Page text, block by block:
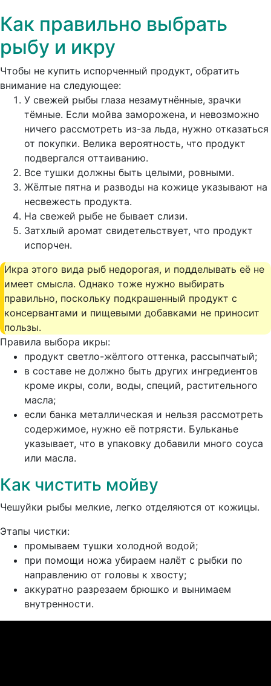
Как правильно выбрать
рыбу и икру
Чтобы не купить испорченный продукт, обратить
внимание на следующее:
У свежей рыбы глаза незамутнённые, зрачки
тёмные. Если мойва заморожена, и невозможно
ничего рассмотреть из-за льда, нужно отказаться
от покупки. Велика вероятность, что продукт
подвергался оттаиванию.
Все тушки должны быть целыми, ровными.
Жёлтые пятна и разводы на кожице указывают на
несвежесть продукта.
На свежей рыбе не бывает слизи.
Затхлый аромат свидетельствует, что продукт
испорчен.
Икра этого вида рыб недорогая, и подделывать её не
имеет смысла. Однако тоже нужно выбирать
правильно, поскольку подкрашенный продукт с
консервантами и пищевыми добавками не приносит
пользы.
Правила выбора икры:
продукт светло-жёлтого оттенка, рассыпчатый;
в составе не должно быть других ингредиентов
кроме икры, соли, воды, специй, растительного
масла;
если банка металлическая и нельзя рассмотреть
содержимое, нужно её потрясти. Бульканье
указывает, что в упаковку добавили много соуса
или масла.
Как чистить мойву
Чешуйки рыбы мелкие, легко отделяются от кожицы.
Этапы чистки:
промываем тушки холодной водой;
при помощи ножа убираем налёт с рыбки по
направлению от головы к хвосту;
аккуратно разрезаем брюшко и вынимаем
внутренности.